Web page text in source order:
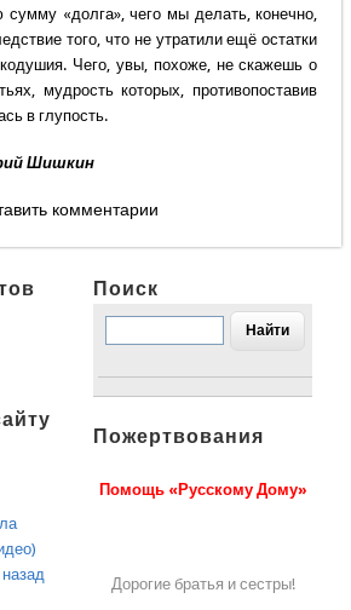
сумму «долга», чего мы делать, конечно,
того, что не утратили ещё остатки
Чего, увы, похоже, не скажешь о
мудрость которых, противопоставив
в глупость.
Шишкин
комментарии
Поиск
Пожертвования
Помощь «Русскому Дому»
Дорогие братья и сестры!